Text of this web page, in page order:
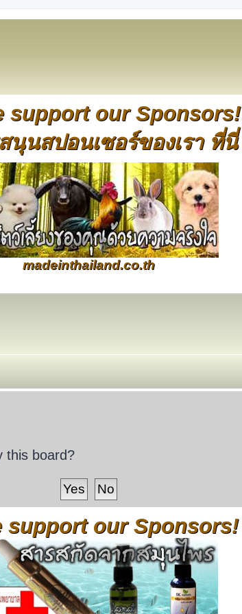
support our Sponsors!
นสปอนเซอร์ของเรา ที่นี่
madeinthailand.co.th
this board?
support our Sponsors!